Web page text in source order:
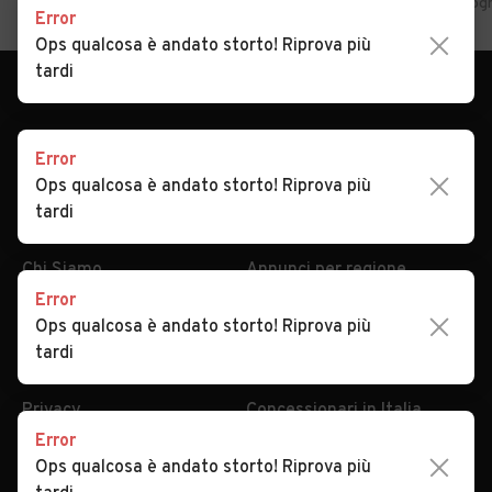
Auto usate in vendita
Chi Siamo
Serve aiuto?
Dati identificativi
Privacy
Impostazioni Privacy
Security
Annunci per regione
Tutte le auto usate
Concessionari in Italia
Valutazione auto
Error
Ops qualcosa è andato storto! Riprova più
tardi
Error
Ops qualcosa è andato storto! Riprova più
tardi
Error
Ops qualcosa è andato storto! Riprova più
tardi
Error
Ops qualcosa è andato storto! Riprova più